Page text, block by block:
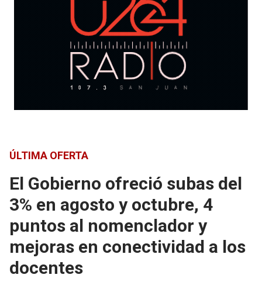
ÚLTIMA OFERTA
El Gobierno ofreció subas del
3% en agosto y octubre, 4
puntos al nomenclador y
mejoras en conectividad a los
docentes